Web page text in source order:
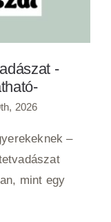
-
2026
–
mint egy